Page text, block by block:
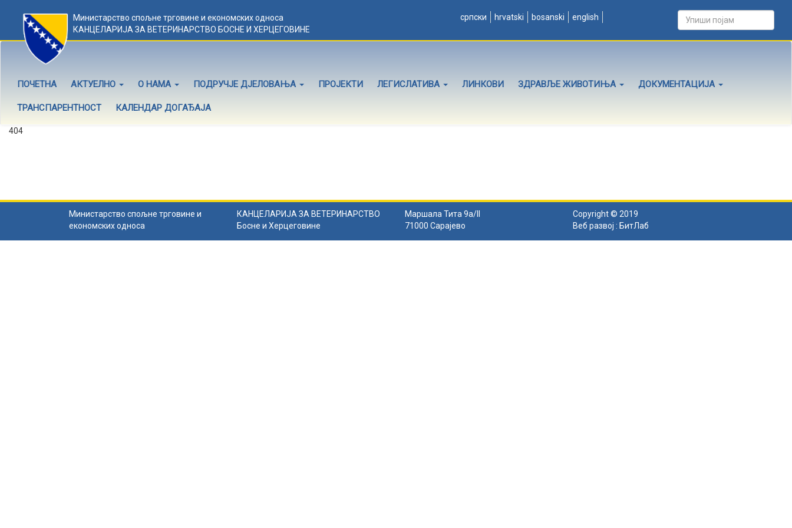
Министарство спољне трговине и економских односа
КАНЦЕЛАРИЈА ЗА ВЕТЕРИНАРСТВО БОСНЕ И ХЕРЦЕГОВИНЕ
српски hrvatski bosanski english
ПОЧЕТНА АКТУЕЛНО О НАМА ПОДРУЧЈЕ ДЈЕЛОВАЊА ПРОЈЕКТИ ЛЕГИСЛАТИВА ЛИНКОВИ ЗДРАВЉЕ ЖИВОТИЊА ДОКУМЕНТАЦИЈА
ТРАНСПАРЕНТНОСТ КАЛЕНДАР ДОГАЂАЈА
404
Министарство спољне трговине и
економских односа
КАНЦЕЛАРИЈА ЗА ВЕТЕРИНАРСТВО
Босне и Херцеговине
Маршала Тита 9а/II
71000 Сарајево
Copyright © 2019
Веб развој : БитЛаб